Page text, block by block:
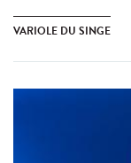
VARIOLE DU SINGE